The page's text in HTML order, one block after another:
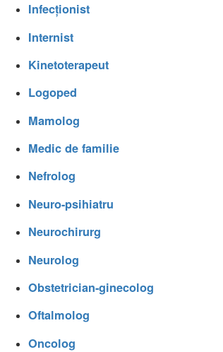
Infecționist
Internist
Kinetoterapeut
Logoped
Mamolog
Medic de familie
Nefrolog
Neuro-psihiatru
Neurochirurg
Neurolog
Obstetrician-ginecolog
Oftalmolog
Oncolog